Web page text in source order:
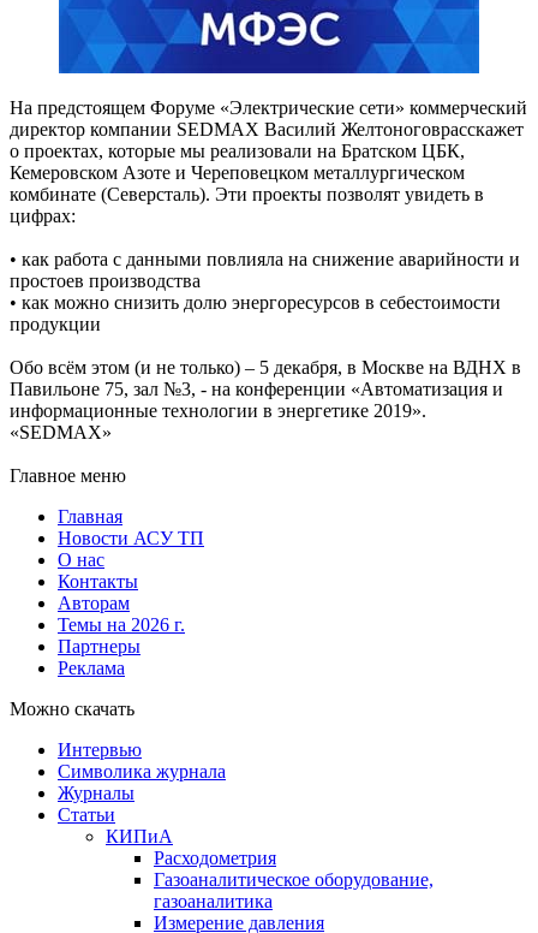
На предстоящем Форуме «Электрические сети» коммерческий
директор компании SEDMAX Василий Желтоноговрасскажет
о проектах, которые мы реализовали на Братском ЦБК,
Кемеровском Азоте и Череповецком металлургическом
комбинате (Северсталь). Эти проекты позволят увидеть в
цифрах:
• как работа с данными повлияла на снижение аварийности и
простоев производства
• как можно снизить долю энергоресурсов в себестоимости
продукции
Обо всём этом (и не только) – 5 декабря, в Москве на ВДНХ в
Павильоне 75, зал №3, - на конференции «Автоматизация и
информационные технологии в энергетике 2019».
«SEDMAX»
Главное меню
Главная
Новости АСУ ТП
О нас
Контакты
Авторам
Темы на 2026 г.
Партнеры
Реклама
Можно скачать
Интервью
Символика журнала
Журналы
Статьи
КИПиА
Расходометрия
Газоаналитическое оборудование,
газоаналитика
Измерение давления